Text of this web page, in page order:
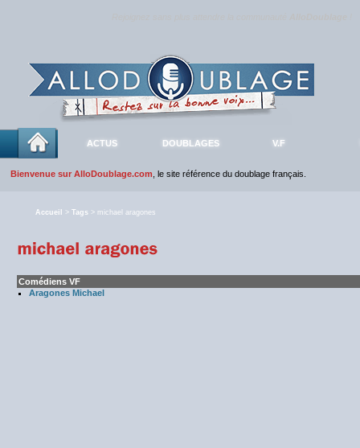
ACTUS DOUBLAGES V.F
Bienvenue sur AlloDoublage.com , le site référence du doublage français.
Accueil > Tags > michael aragones
Comédiens VF
Aragones Michael